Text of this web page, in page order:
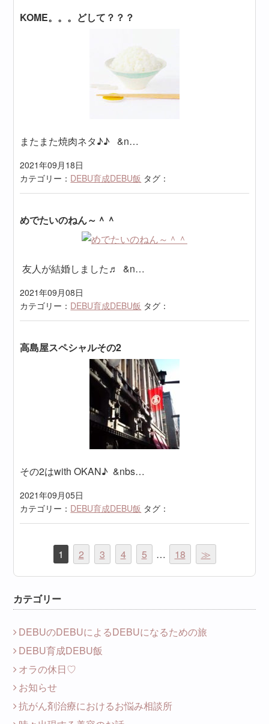
KOME。。。どして？？？
またまた焼肉ネタ♪♪ &n…
2021年09月18日
カテゴリー： DEBU育成DEBU飯 タグ：
めでたいのねん～＾＾
友人が結婚しました♬ &n…
2021年09月08日
カテゴリー： DEBU育成DEBU飯 タグ：
高島屋スペシャルその2
その2はwith OKAN♪ &nbs…
2021年09月05日
カテゴリー： DEBU育成DEBU飯 タグ：
1 2 3 4 5 … 18 ≫
カテゴリー
DEBUのDEBUによるDEBUになるための旅
DEBU育成DEBU飯
オラの休日♡
お知らせ
抗がん剤治療におけるお悩み相談所